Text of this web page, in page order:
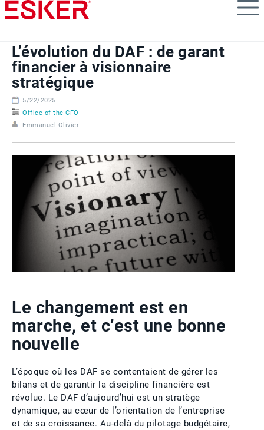
Skip
to
content
L’évolution du DAF : de garant
financier à visionnaire
stratégique
5/22/2025
Office of the CFO
Emmanuel Olivier
Le changement est en
marche, et c’est une bonne
nouvelle
L’époque où les DAF se contentaient de gérer les
bilans et de garantir la discipline financière est
révolue. Le DAF d’aujourd’hui est un stratège
dynamique, au cœur de l’orientation de l’entreprise
et de sa croissance. Au-delà du pilotage budgétaire,